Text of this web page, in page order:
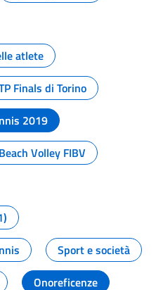
atlete
Finals di Torino
2019
Volley FIBV
Sport e società
Onoreficenze